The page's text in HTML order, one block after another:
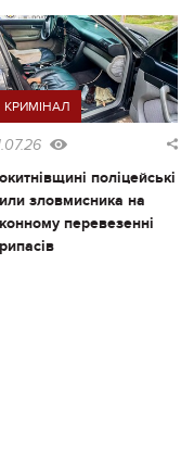
КРИМІНАЛ
поліцейські
зловмисника на
перевезенні